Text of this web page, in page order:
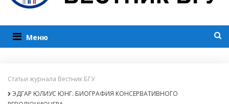
Меню
Статьи журнала Вестник БГУ
ЭДГАР ЮЛИУС ЮНГ. БИОГРАФИЯ КОНСЕРВАТИВНОГО